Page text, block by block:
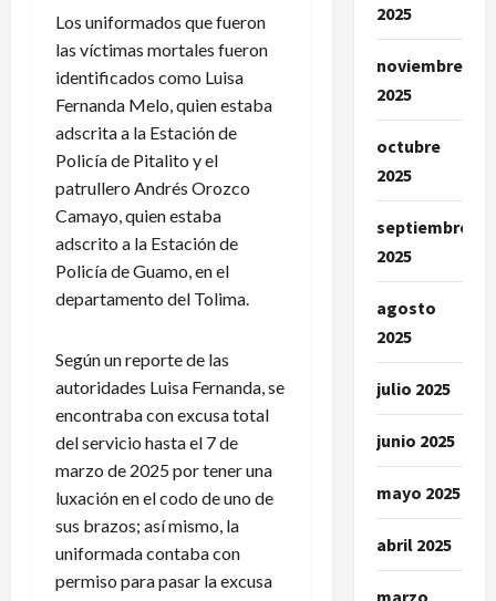
Los uniformados que fueron
las víctimas mortales fueron
identificados como Luisa
Fernanda Melo, quien estaba
adscrita a la Estación de
Policía de Pitalito y el
patrullero Andrés Orozco
Camayo, quien estaba
adscrito a la Estación de
Policía de Guamo, en el
departamento del Tolima.
Según un reporte de las
autoridades Luisa Fernanda, se
encontraba con excusa total
del servicio hasta el 7 de
marzo de 2025 por tener una
luxación en el codo de uno de
sus brazos; así mismo, la
uniformada contaba con
permiso para pasar la excusa
2025
noviembre
2025
octubre
2025
septiembre
2025
agosto
2025
julio 2025
junio 2025
mayo 2025
abril 2025
marzo